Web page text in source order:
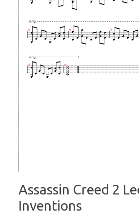
Assassin Creed 2
Inventions